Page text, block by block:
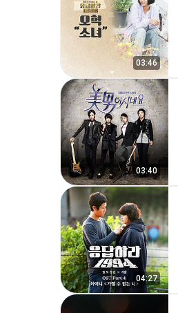
03:46
03:40
04:27